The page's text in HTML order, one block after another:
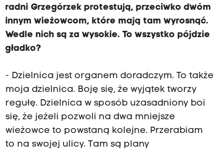
radni Grzegórzek protestują, przeciwko dwóm
innym wieżowcom, które mają tam wyrosnąć.
Wedle nich są za wysokie. To wszystko pójdzie
gładko?
- Dzielnica jest organem doradczym. To także
moja dzielnica. Boję się, że wyjątek tworzy
regułę. Dzielnica w sposób uzasadniony boi
się, że jeżeli pozwoli na dwa mniejsze
wieżowce to powstaną kolejne. Przerabiam
to na swojej ulicy. Tam są plany